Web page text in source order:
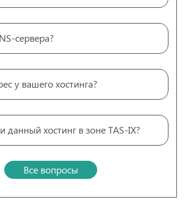
сервера?
у вашего хостинга?
данный хостинг в зоне TAS-IX?
Все вопросы